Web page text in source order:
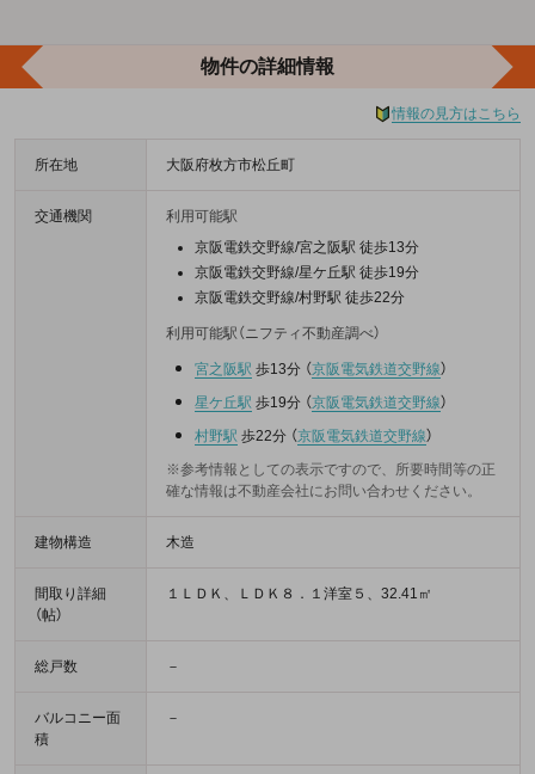
物件の詳細情報
情報の見方はこちら
所在地 大阪府枚方市松丘町
交通機関
利用可能駅
京阪電鉄交野線/宮之阪駅 徒歩13分
京阪電鉄交野線/星ケ丘駅 徒歩19分
京阪電鉄交野線/村野駅 徒歩22分
利用可能駅（ニフティ不動産調べ）
宮之阪駅 歩13分 （京阪電気鉄道交野線）
星ケ丘駅 歩19分 （京阪電気鉄道交野線）
村野駅 歩22分 （京阪電気鉄道交野線）
※参考情報としての表示ですので、所要時間等の正
確な情報は不動産会社にお問い合わせください。
建物構造 木造
間取り詳細
（帖）
１ＬＤＫ、ＬＤＫ８．１洋室５、32.41㎡
総戸数 －
バルコニー面
積
－